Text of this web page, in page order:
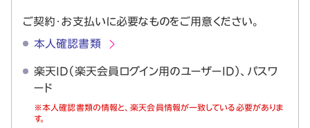
ご契約・お支払いに必要なものをご用意ください。
本人確認書類
楽天ID（楽天会員ログイン用のユーザーID）、パスワ
ード
※本人確認書類の情報と、楽天会員情報が一致している必要がありま
す。